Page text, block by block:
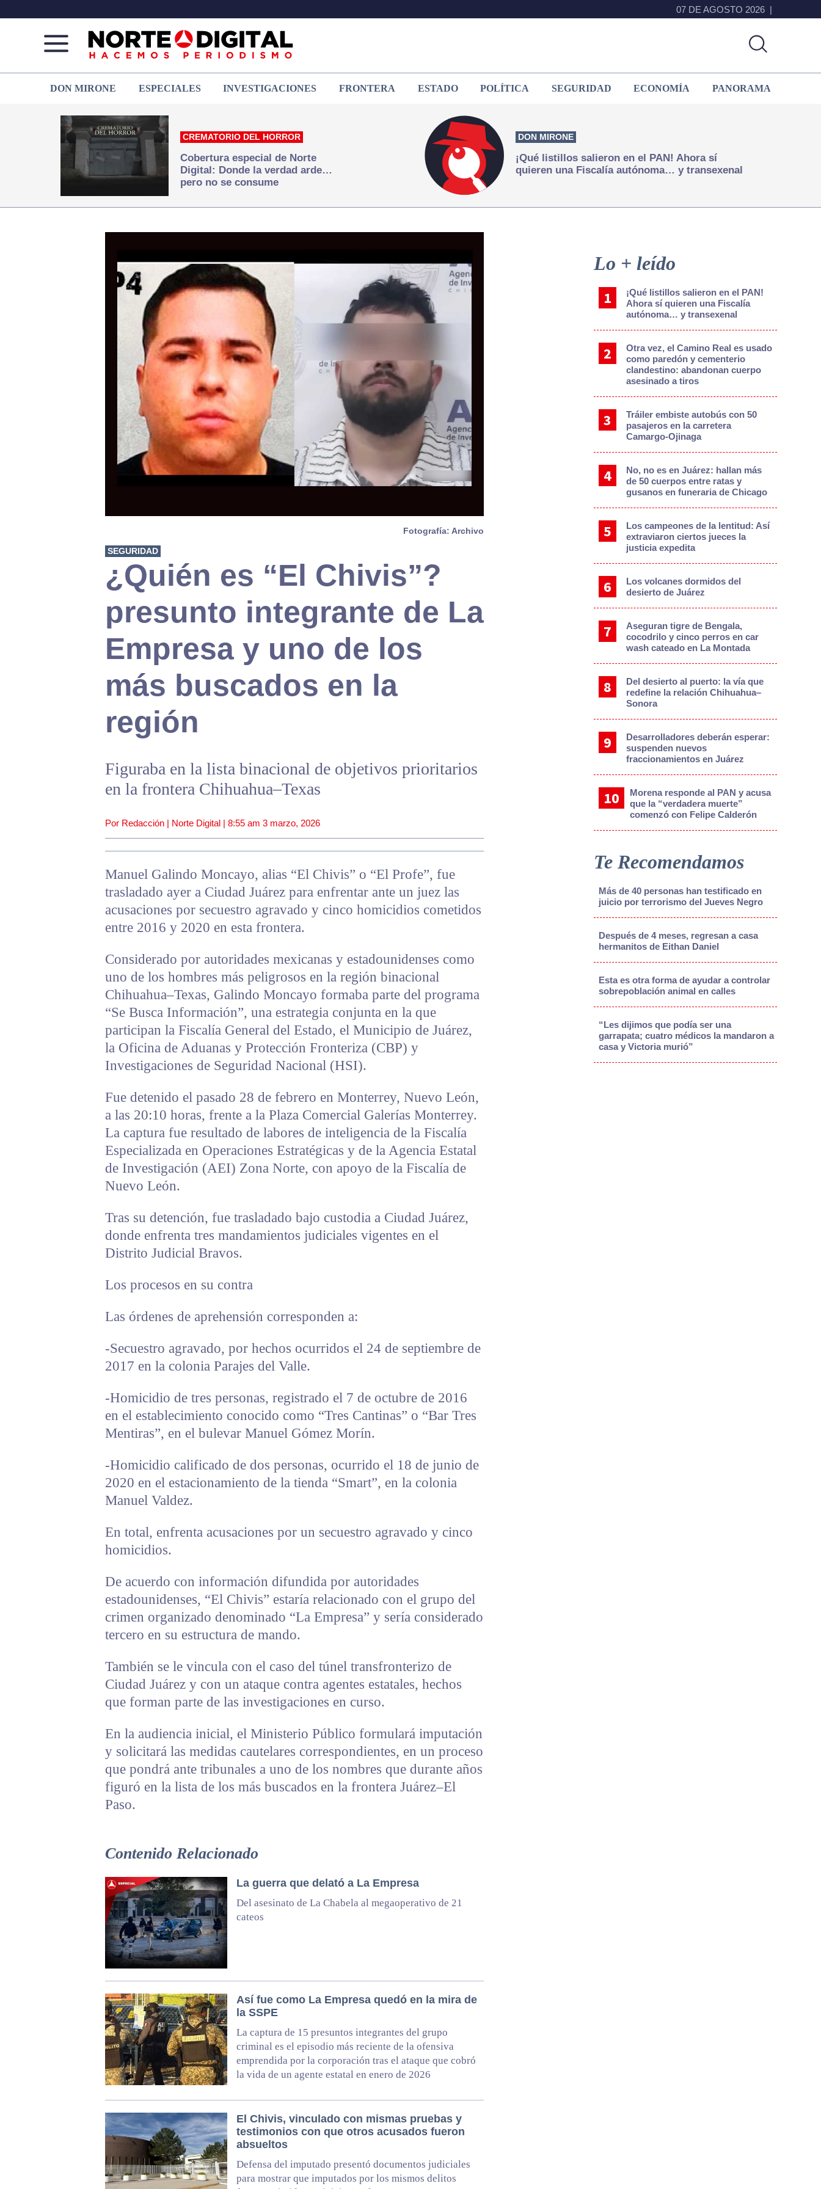
07 DE AGOSTO 2026
de
Juárez
que
hacemos periodismo
DON MIRONE ESPECIALES INVESTIGACIONES FRONTERA ESTADO POLÍTICA SEGURIDAD ECONOMÍA PANORAMA
CREMATORIO DEL HORROR
Cobertura especial de Norte
Digital: Donde la verdad arde…
pero no se consume
DON MIRONE
¡Qué listillos salieron en el PAN! Ahora sí
quieren una Fiscalía autónoma… y transexenal
Fotografía: Archivo
SEGURIDAD
¿Quién es “El Chivis”?
presunto integrante de La
Empresa y uno de los
más buscados en la
región
Figuraba en la lista binacional de objetivos prioritarios
en la frontera Chihuahua–Texas
Por Redacción | Norte Digital | 8:55 am 3 marzo, 2026
Manuel Galindo Moncayo, alias “El Chivis” o “El Profe”, fue
trasladado ayer a Ciudad Juárez para enfrentar ante un juez las
acusaciones por secuestro agravado y cinco homicidios cometidos
entre 2016 y 2020 en esta frontera.
Considerado por autoridades mexicanas y estadounidenses como
uno de los hombres más peligrosos en la región binacional
Chihuahua–Texas, Galindo Moncayo formaba parte del programa
“Se Busca Información”, una estrategia conjunta en la que
participan la Fiscalía General del Estado, el Municipio de Juárez,
la Oficina de Aduanas y Protección Fronteriza (CBP) y
Investigaciones de Seguridad Nacional (HSI).
Fue detenido el pasado 28 de febrero en Monterrey, Nuevo León,
a las 20:10 horas, frente a la Plaza Comercial Galerías Monterrey.
La captura fue resultado de labores de inteligencia de la Fiscalía
Especializada en Operaciones Estratégicas y de la Agencia Estatal
de Investigación (AEI) Zona Norte, con apoyo de la Fiscalía de
Nuevo León.
Tras su detención, fue trasladado bajo custodia a Ciudad Juárez,
donde enfrenta tres mandamientos judiciales vigentes en el
Distrito Judicial Bravos.
Los procesos en su contra
Las órdenes de aprehensión corresponden a:
-Secuestro agravado, por hechos ocurridos el 24 de septiembre de
2017 en la colonia Parajes del Valle.
-Homicidio de tres personas, registrado el 7 de octubre de 2016
en el establecimiento conocido como “Tres Cantinas” o “Bar Tres
Mentiras”, en el bulevar Manuel Gómez Morín.
-Homicidio calificado de dos personas, ocurrido el 18 de junio de
2020 en el estacionamiento de la tienda “Smart”, en la colonia
Manuel Valdez.
En total, enfrenta acusaciones por un secuestro agravado y cinco
homicidios.
De acuerdo con información difundida por autoridades
estadounidenses, “El Chivis” estaría relacionado con el grupo del
crimen organizado denominado “La Empresa” y sería considerado
tercero en su estructura de mando.
También se le vincula con el caso del túnel transfronterizo de
Ciudad Juárez y con un ataque contra agentes estatales, hechos
que forman parte de las investigaciones en curso.
En la audiencia inicial, el Ministerio Público formulará imputación
y solicitará las medidas cautelares correspondientes, en un proceso
que pondrá ante tribunales a uno de los nombres que durante años
figuró en la lista de los más buscados en la frontera Juárez–El
Paso.
Contenido Relacionado
La guerra que delató a La Empresa
Del asesinato de La Chabela al megaoperativo de 21
cateos
Así fue como La Empresa quedó en la mira de
la SSPE
La captura de 15 presuntos integrantes del grupo
criminal es el episodio más reciente de la ofensiva
emprendida por la corporación tras el ataque que cobró
la vida de un agente estatal en enero de 2026
El Chivis, vinculado con mismas pruebas y
testimonios con que otros acusados fueron
absueltos
Defensa del imputado presentó documentos judiciales
para mostrar que imputados por los mismos delitos
Sidebar
Lo + leído
¡Qué listillos salieron en el PAN!
Ahora sí quieren una Fiscalía
autónoma… y transexenal
Otra vez, el Camino Real es usado
como paredón y cementerio
clandestino: abandonan cuerpo
asesinado a tiros
Tráiler embiste autobús con 50
pasajeros en la carretera
Camargo-Ojinaga
No, no es en Juárez: hallan más
de 50 cuerpos entre ratas y
gusanos en funeraria de Chicago
Los campeones de la lentitud: Así
extraviaron ciertos jueces la
justicia expedita
Los volcanes dormidos del
desierto de Juárez
Aseguran tigre de Bengala,
cocodrilo y cinco perros en car
wash cateado en La Montada
Del desierto al puerto: la vía que
redefine la relación Chihuahua–
Sonora
Desarrolladores deberán esperar:
suspenden nuevos
fraccionamientos en Juárez
Morena responde al PAN y acusa
que la “verdadera muerte”
comenzó con Felipe Calderón
Te Recomendamos
Más de 40 personas han testificado en
juicio por terrorismo del Jueves Negro
Después de 4 meses, regresan a casa
hermanitos de Eithan Daniel
Esta es otra forma de ayudar a controlar
sobrepoblación animal en calles
“Les dijimos que podía ser una
garrapata; cuatro médicos la mandaron a
casa y Victoria murió”